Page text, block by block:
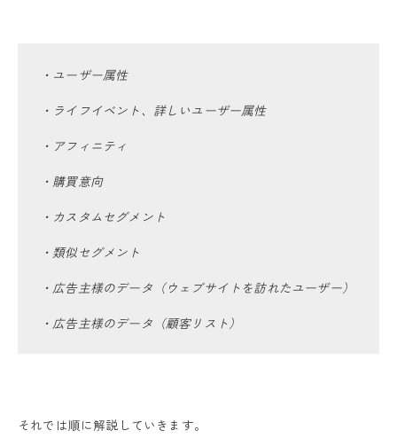
・ユーザー属性
・ライフイベント、詳しいユーザー属性
・アフィニティ
・購買意向
・カスタムセグメント
・類似セグメント
・広告主様のデータ（ウェブサイトを訪れたユーザー）
・広告主様のデータ（顧客リスト）
それでは順に解説していきます。